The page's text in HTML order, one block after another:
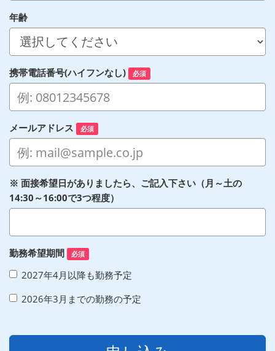
年齢
携帯電話番号(ハイフンなし) 必須
メールアドレス 必須
※ 面接希望日がありましたら、ご記入下さい（月～土の
14:30～16:00で3つ程度）
勤務希望期間 必須
2027年4月以降も勤務予定
2026年3月までの勤務の予定